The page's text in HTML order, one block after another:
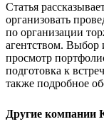
Статья
организовать
по организации
агентством. Выбор
просмотр
подготовка к
также подробное
Другие компании